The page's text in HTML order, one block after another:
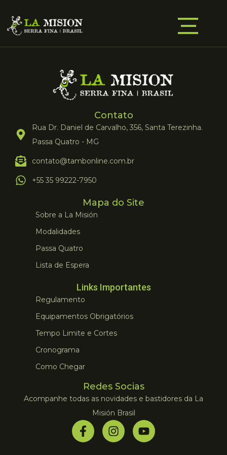
Contato
Rua Dr. Daniel de Carvalho, 356, Santa Terezinha.
Passa Quatro - MG
contato@tambonline.com.br
+55 35 99222-7950
Mapa do Site
Sobre a La Misión
Modalidades
Passa Quatro
Lista de Espera
Links Importantes
Regulamento
Equipamentos Obrigatórios
Tempo Limite e Cortes
Cronograma
Como Chegar
Redes Socias
Acompanhe todas as novidades e bastidores da La
Misión Brasil